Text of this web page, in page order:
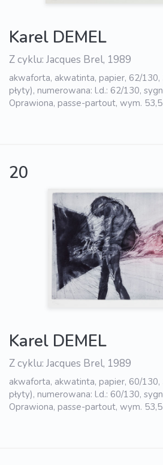
Karel DEMEL
Z cyklu: Jacques Brel, 1989
akwaforta, akwatinta, papier, 62/
płyty), numerowana: l.d.: 62/130,
Oprawiona, passe-partout, wym.
20
Karel DEMEL
Z cyklu: Jacques Brel, 1989
akwaforta, akwatinta, papier, 60/
płyty), numerowana: l.d.: 60/130,
Oprawiona, passe-partout, wym.